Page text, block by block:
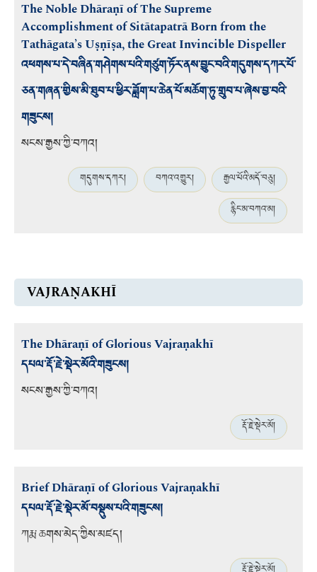
The Noble Dhāraṇī of The Supreme
Accomplishment of Sitātapatrā Born from the
Tathāgata’s Uṣṇīṣa, the Great Invincible Dispeller
འཕགས་པ་དེ་བཞིན་གཤེགས་པའི་གཙུག་ཏོར་ནས་བྱུང་བའི་གདུགས་དཀར་པོ་
ཅན་གཞན་གྱིས་མི་ཐུབ་པ་ཕྱིར་ཟློག་པ་ཆེན་པོ་མཆོག་ཏུ་གྲུབ་པ་ཞེས་བྱ་བའི་
གཟུངས།
སངས་རྒྱས་ཀྱི་བཀའ།
གདུགས་དཀར། བཀའ་འགྱུར།
རྒྱལ་པོའི་མདོ་བཅུ།
རྙིང་མ་བཀའ་མ།
VAJRAṆAKHĪ
The Dhāraṇī of Glorious Vajraṇakhī
དཔལ་རྡོ་རྗེ་སྡེར་མོའི་གཟུངས།
སངས་རྒྱས་ཀྱི་བཀའ།
རྡོ་རྗེ་སྡེར་མོ།
Brief Dhāraṇī of Glorious Vajraṇakhī
དཔལ་རྡོ་རྗེ་སྡེར་མོ་བསྡུས་པའི་གཟུངས།
ཀརྨ་ཆགས་མེད་ཀྱིས་མཛད།